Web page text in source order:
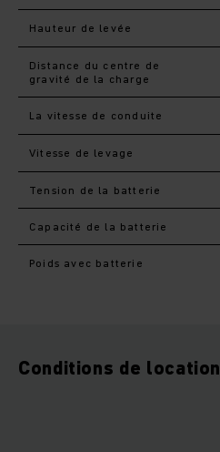
Hauteur de levée
Distance du centre de
gravité de la charge
La vitesse de conduite
Vitesse de levage
Tension de la batterie
Capacité de la batterie
Poids avec batterie
Conditions de location